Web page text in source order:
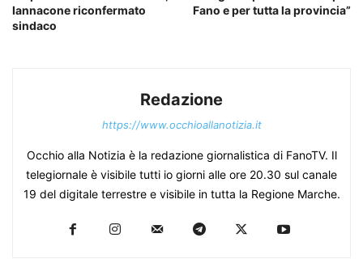
Iannacone riconfermato
sindaco
Fano e per tutta la provincia”
Redazione
https://www.occhioallanotizia.it
Occhio alla Notizia è la redazione giornalistica di FanoTV. Il
telegiornale è visibile tutti io giorni alle ore 20.30 sul canale
19 del digitale terrestre e visibile in tutta la Regione Marche.